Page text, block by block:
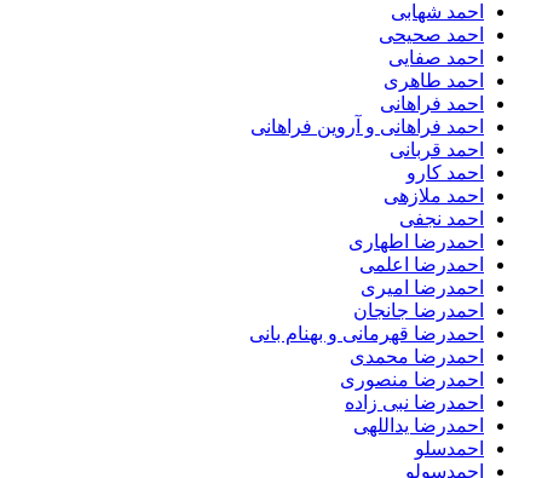
احمد شهابی
احمد صحیحی
احمد صفایی
احمد طاهری
احمد فراهانی
احمد فراهانی و آروین فراهانی
احمد قربانی
احمد کارو
احمد ملازهی
احمد نجفی
احمدرضا اطهاری
احمدرضا اعلمی
احمدرضا امیری
احمدرضا جانجان
احمدرضا قهرمانی و بهنام بانی
احمدرضا محمدی
احمدرضا منصوری
احمدرضا نبی زاده
احمدرضا یداللهی
احمدسلو
احمدسولو